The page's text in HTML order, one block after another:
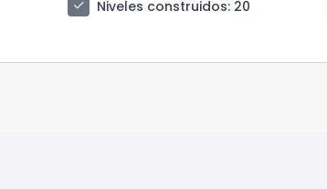
check Niveles construidos: 20